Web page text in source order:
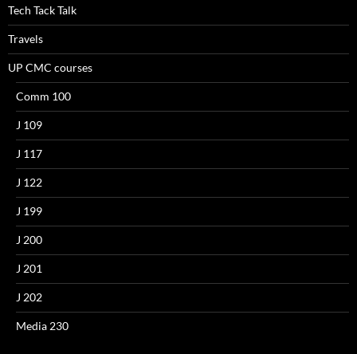
Tech Tack Talk
Travels
UP CMC courses
Comm 100
J 109
J 117
J 122
J 199
J 200
J 201
J 202
Media 230